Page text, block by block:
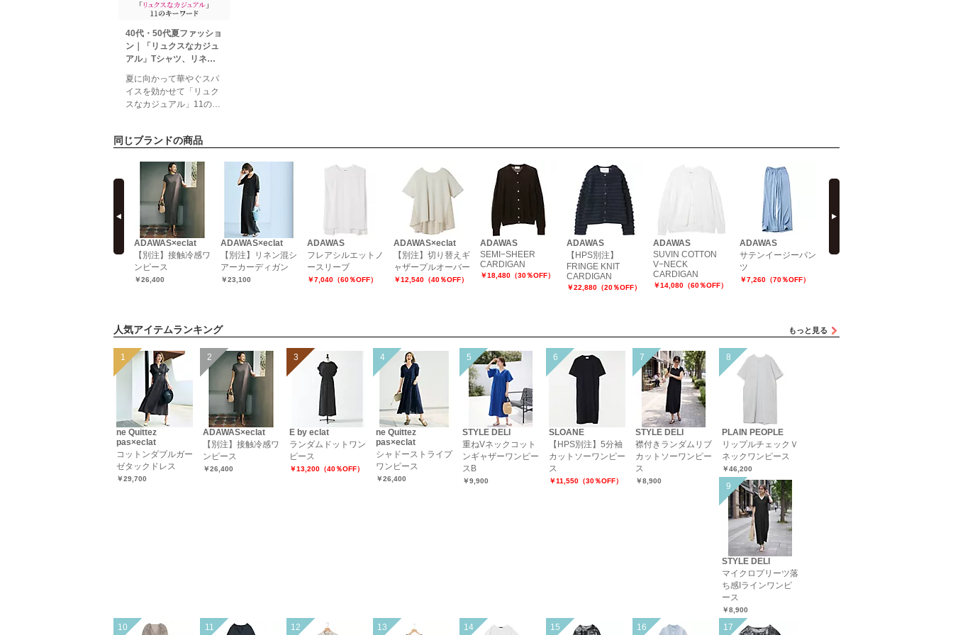
40代・50代夏ファッショ
ン｜「リュクスなカジュ
アル」Tシャツ、リネン
éclat2026年7・8月合併
号特集
夏に向かって華やぐスパ
イスを効かせて「リュク
スなカジュアル」11のキ
な装いに気持ちが向かう
のバランスがちょうどい
い、大人のための夏アイ
テムが集結！旬のキーワ
ードでその魅力を紐解
く。特集ページ掲載一覧
エクラ7・8月合併号掲載
一覧デジタル
同じブランドの商品
ADAWAS×eclat
【別注】接触冷感ワ
ンピース
￥26,400
ADAWAS×eclat
【別注】リネン混シ
アーカーディガン
￥23,100
ADAWAS
フレアシルエットノ
ースリーブ
￥7,040（60％OFF）
ADAWAS×eclat
【別注】切り替えギ
ャザープルオーバー
￥12,540（40％OFF）
ADAWAS
SEMI−SHEER
CARDIGAN
￥18,480（30％OFF）
ADAWAS
【HPS別注】
FRINGE KNIT
CARDIGAN
￥22,880（20％OFF）
ADAWAS
SUVIN COTTON
V−NECK
CARDIGAN
￥14,080（60％OFF）
ADAWAS
サテンイージーパン
ツ
￥7,260（70％OFF）
バックフレアプルオ
人気アイテムランキング
ne Quittez
pas×eclat
コットンダブルガー
ゼタックドレス
￥29,700
ADAWAS×eclat
【別注】接触冷感ワ
ンピース
￥26,400
E by eclat
ランダムドットワン
ピース
￥13,200（40％OFF）
ne Quittez
pas×eclat
シャドーストライプ
ワンピース
￥26,400
STYLE DELI
重ねVネックコット
ンギャザーワンピー
スB
￥9,900
SLOANE
【HPS別注】5分袖
カットソーワンピー
ス
￥11,550（30％OFF）
STYLE DELI
襟付きランダムリブ
カットソーワンピー
ス
￥8,900
PLAIN PEOPLE
リップルチェックＶ
ネックワンピース
￥46,200
STYLE DELI
マイクロプリーツ落
ち感Iラインワンピ
ース
￥8,900
もっと見る